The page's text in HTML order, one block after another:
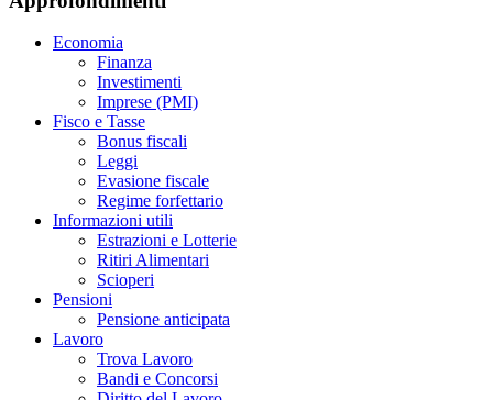
Economia
Finanza
Investimenti
Imprese (PMI)
Fisco e Tasse
Bonus fiscali
Leggi
Evasione fiscale
Regime forfettario
Informazioni utili
Estrazioni e Lotterie
Ritiri Alimentari
Scioperi
Pensioni
Pensione anticipata
Lavoro
Trova Lavoro
Bandi e Concorsi